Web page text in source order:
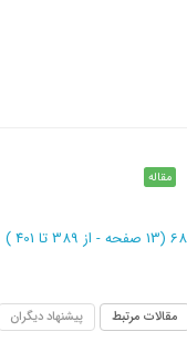
مقاله
(‎13 صفحه - از 389 تا 401 )
مقالات مرتبط پیشنهاد دیگران